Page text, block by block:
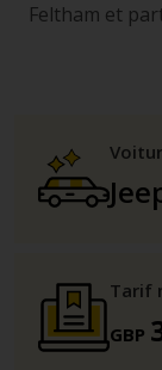
Feltham et
Tarif
GBP